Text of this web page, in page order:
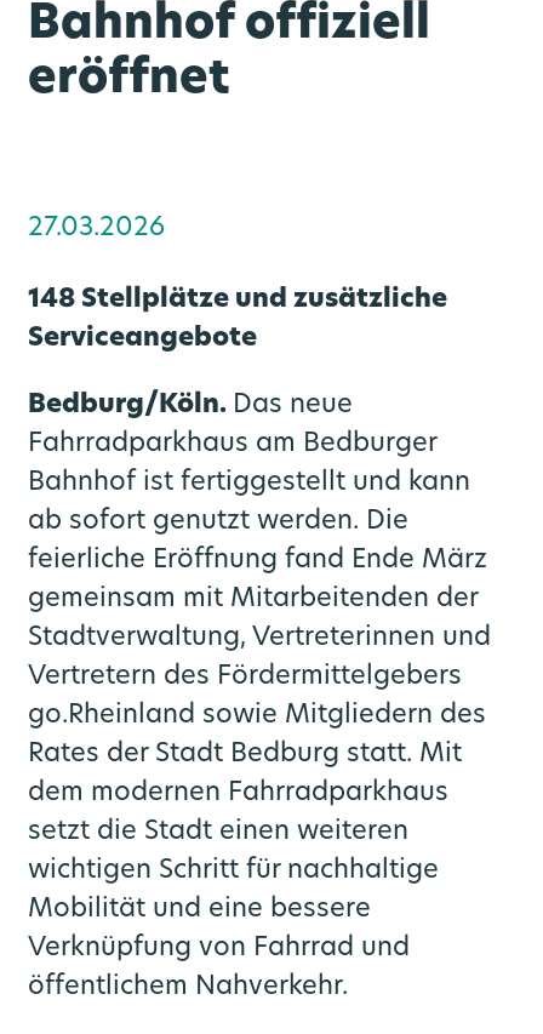
Bahnhof offiziell
eröffnet
27.03.2026
148 Stellplätze und zusätzliche
Serviceangebote
Bedburg/Köln. Das neue
Fahrradparkhaus am Bedburger
Bahnhof ist fertiggestellt und kann
ab sofort genutzt werden. Die
feierliche Eröffnung fand Ende März
gemeinsam mit Mitarbeitenden der
Stadtverwaltung, Vertreterinnen und
Vertretern des Fördermittelgebers
go.Rheinland sowie Mitgliedern des
Rates der Stadt Bedburg statt. Mit
dem modernen Fahrradparkhaus
setzt die Stadt einen weiteren
wichtigen Schritt für nachhaltige
Mobilität und eine bessere
Verknüpfung von Fahrrad und
öffentlichem Nahverkehr.
Liniennetz
Die S-Bahn Rheinland kommt
Förderprogramme
Bahnknoten Köln
Mobilstationen
CoKo Rechner
Grundlagenuntersuchung Mobilität
Aktuelles
Publikationen
Pressemeldungen Partner
Pressekontakte
go.Update – Newsletter
go.Rheinland GmbH
Stellenportal